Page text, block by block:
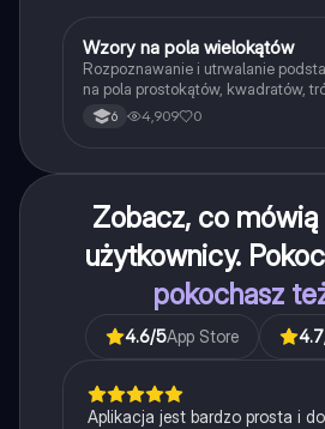
WMatematyka
Wzory na pola wielokątów
Rozpoznawanie i utrwalanie
na pola prostokątów, kwadratów,
6 4,909 0
Zobacz, co mówią
użytkownicy.
pokochasz
4.6/5App Store 4.7
Aplikacja jest bardzo prosta i